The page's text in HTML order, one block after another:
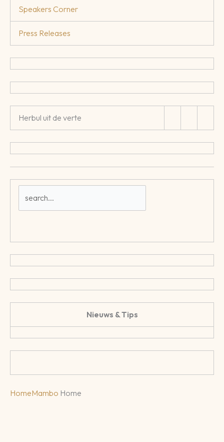
Speakers Corner
Press Releases
Herbul uit de verte
Nieuws & Tips
HomeMambo Home